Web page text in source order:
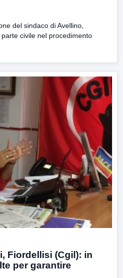
del sindaco di Avellino,
civile nel procedimento
Fiordellisi (Cgil): in
per garantire